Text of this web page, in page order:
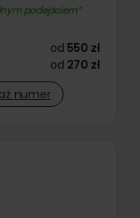
podejściem
od 550 zł
od 270 zł
numer